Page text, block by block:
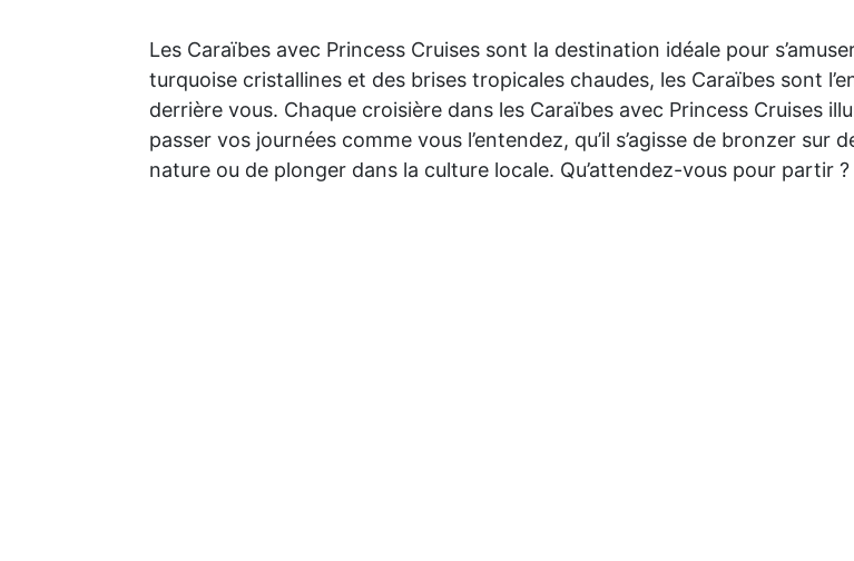
Les Caraïbes avec Princess Cruises sont la destination idéale pour
turquoise cristallines et des brises tropicales chaudes, les Caraïbes sont
derrière vous. Chaque croisière dans les Caraïbes avec Princess Cruises
passer vos journées comme vous l’entendez, qu’il s’agisse de bronzer sur
nature ou de plonger dans la culture locale. Qu’attendez-vous pour partir ?